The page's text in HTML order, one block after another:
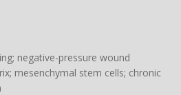
negative-pressure wound
mesenchymal stem cells; chronic